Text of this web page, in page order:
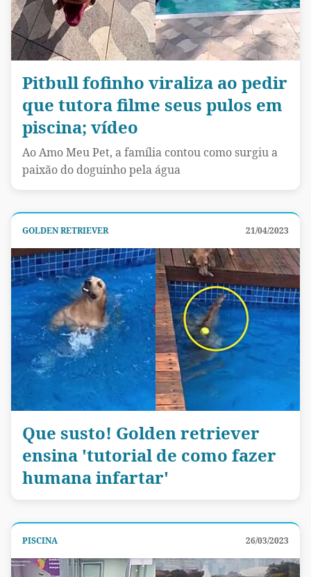
Pitbull fofinho viraliza ao pedir
que tutora filme seus pulos em
piscina; vídeo
Ao Amo Meu Pet, a família contou como surgiu a
paixão do doguinho pela água
GOLDEN RETRIEVER 21/04/2023
Que susto! Golden retriever
ensina 'tutorial de como fazer
humana infartar'
PISCINA 26/03/2023